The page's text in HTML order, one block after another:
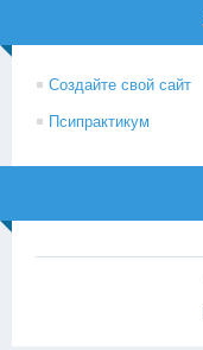
Создайте свой сайт
Псипрактикум